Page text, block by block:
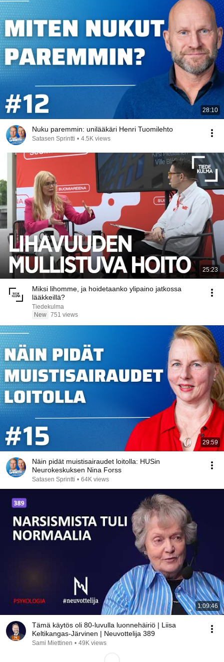
28:10
Nuku paremmin: unilääkäri Henri Tuomilehto
Satasen Sprintti • 4.5K views
25:23
Miksi lihomme, ja hoidetaanko ylipaino jatkossa
lääkkeillä?
Tiedekulma
New 751 views
29:59
Näin pidät muistisairaudet loitolla: HUSin
Neurokeskuksen Nina Forss
Satasen Sprintti • 64K views
1:09:46
Tämä käytös oli 80-luvulla luonnehäiriö | Liisa
Keltikangas-Järvinen | Neuvottelija 389
Sami Miettinen • 49K views